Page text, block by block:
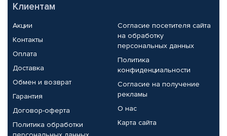
Клиентам
Акции
Контакты
Оплата
Доставка
Обмен и возврат
Гарантия
Договор-оферта
Политика обработки
Согласие посетителя сайта
на обработку
персональных данных
Политика
конфиденциальности
Согласие на получение
рекламы
О нас
Карта сайта